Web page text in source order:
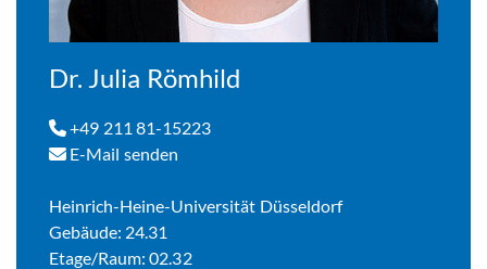
Dr. Julia Römhild
+49 211 81-15223
E-Mail senden
Heinrich-Heine-Universität Düsseldorf
Gebäude: 24.31
Etage/Raum: 02.32